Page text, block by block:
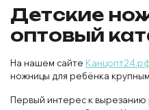
Детские
оптовый
На нашем сайте
ножницы для ребёнка
Первый интерес к вырезанию